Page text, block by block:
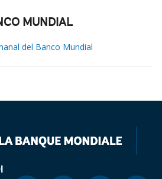
MUNDIAL
del Banco Mundial